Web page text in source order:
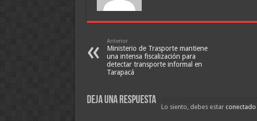
Anterior
Ministerio de Trasporte mantiene
una intensa fiscalización para
detectar transporte informal en
Tarapacá
Deja una respuesta
Lo siento, debes estar conectado